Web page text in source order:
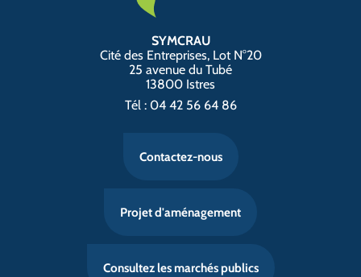
SYMCRAU
Cité des Entreprises, Lot N°20
25 avenue du Tubé
13800 Istres
Tél : 04 42 56 64 86
Contactez-nous
Projet d'aménagement
Consultez les marchés publics